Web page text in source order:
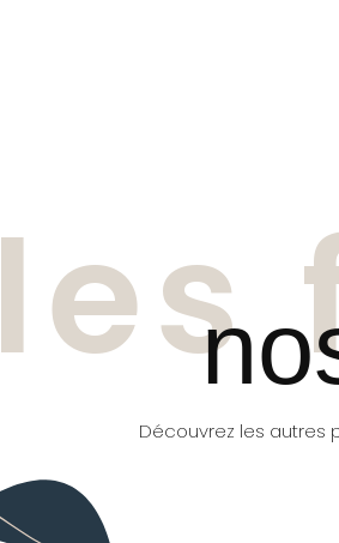
les
Découvrez les autres